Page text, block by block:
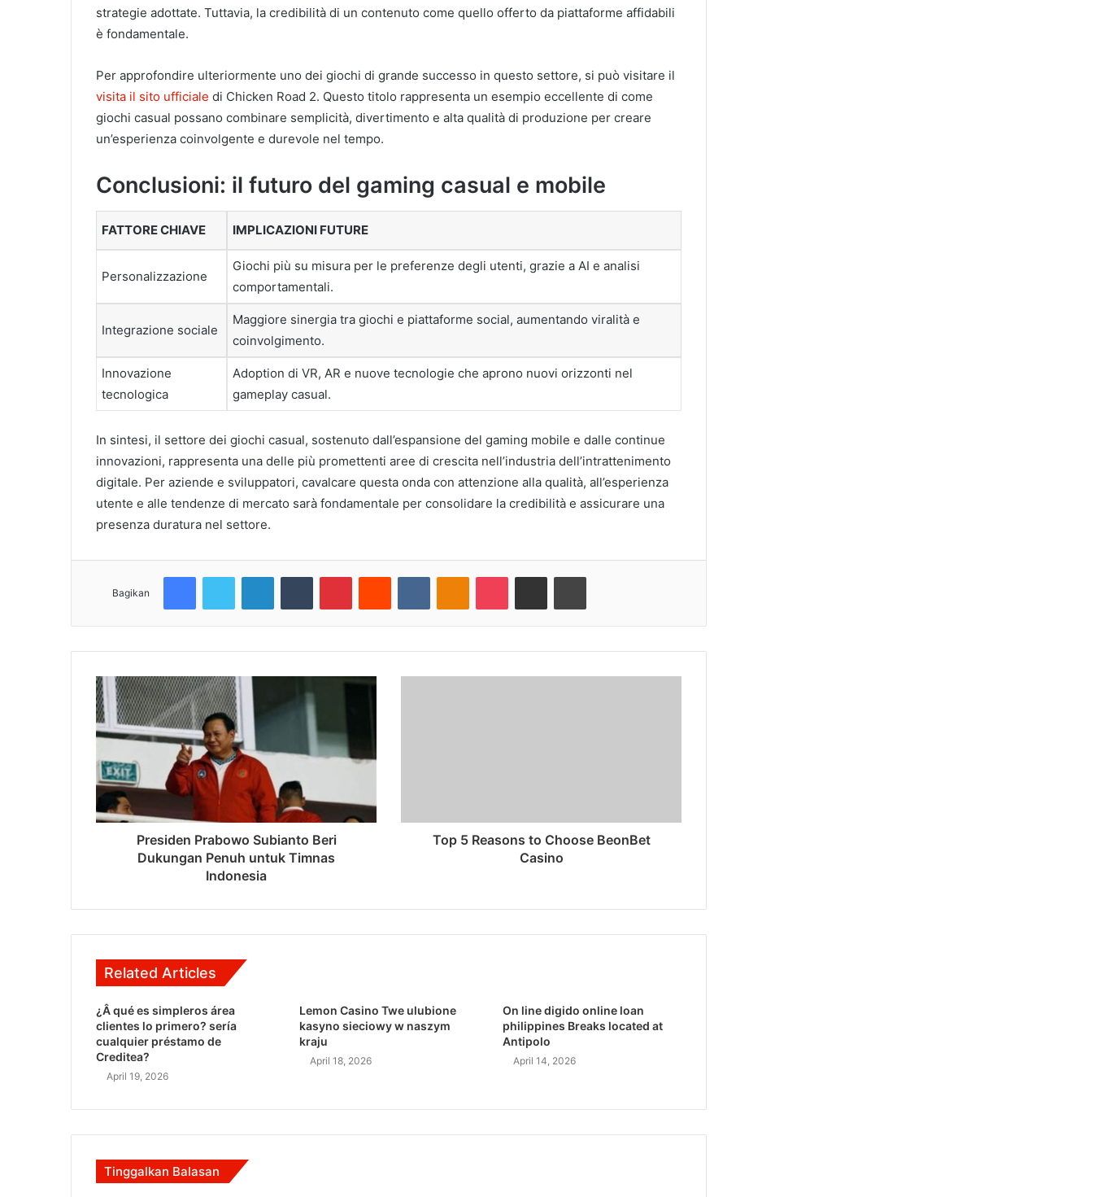
strategie adottate. Tuttavia, la credibilità di un contenuto come quello offerto da piattaforme affidabili
è fondamentale.
Per approfondire ulteriormente uno dei giochi di grande successo in questo settore, si può visitare il
visita il sito ufficiale di Chicken Road 2. Questo titolo rappresenta un esempio eccellente di come
giochi casual possano combinare semplicità, divertimento e alta qualità di produzione per creare
un’esperienza coinvolgente e durevole nel tempo.
Conclusioni: il futuro del gaming casual e mobile
FATTORE CHIAVE IMPLICAZIONI FUTURE
Personalizzazione
Giochi più su misura per le preferenze degli utenti, grazie a AI e analisi
comportamentali.
Integrazione sociale
Maggiore sinergia tra giochi e piattaforme social, aumentando viralità e
coinvolgimento.
Innovazione
tecnologica
Adoption di VR, AR e nuove tecnologie che aprono nuovi orizzonti nel
gameplay casual.
In sintesi, il settore dei giochi casual, sostenuto dall’espansione del gaming mobile e dalle continue
innovazioni, rappresenta una delle più promettenti aree di crescita nell’industria dell’intrattenimento
digitale. Per aziende e sviluppatori, cavalcare questa onda con attenzione alla qualità, all’esperienza
utente e alle tendenze di mercato sarà fondamentale per consolidare la credibilità e assicurare una
presenza duratura nel settore.
Bagikan
Presiden Prabowo Subianto Beri
Dukungan Penuh untuk Timnas
Indonesia
Top 5 Reasons to Choose BeonBet
Casino
Related Articles
¿Â qué es simpleros área
clientes lo primero? serí­a
cualquier préstamo de
Creditea?
April 19, 2026
Lemon Casino Twe ulubione
kasyno sieciowy w naszym
kraju
April 18, 2026
On line digido online loan
philippines Breaks located at
Antipolo
April 14, 2026
Tinggalkan Balasan